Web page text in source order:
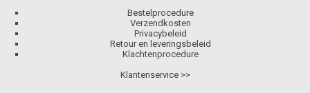
Bestelprocedure
Verzendkosten
Privacybeleid
Retour en leveringsbeleid
Klachtenprocedure
Klantenservice >>